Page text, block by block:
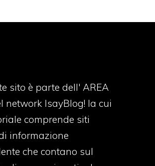
sito è parte dell' AREA
network IsayBlog! la cui
comprende siti
informazione
che contano sul